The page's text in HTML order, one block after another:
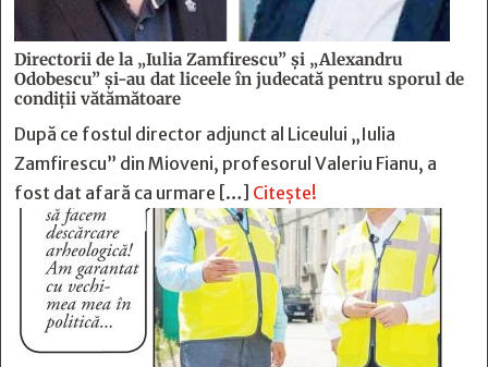
Directorii de la „Iulia Zamfirescu” și „Alexandru
Odobescu” și-au dat liceele în judecată pentru sporul de
condiții vătămătoare
După ce fostul director adjunct al Liceului „Iulia
Zamfirescu” din Mioveni, profesorul Valeriu Fianu, a
fost dat afară ca urmare […] Citește!